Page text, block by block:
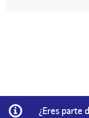
Información
¿Eres parte